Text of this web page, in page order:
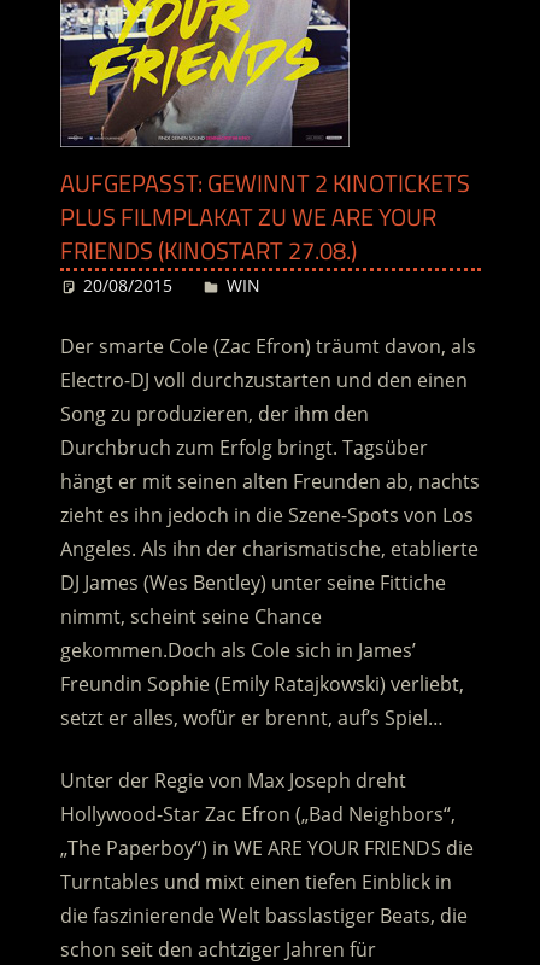
AUFGEPASST: GEWINNT 2 KINOTICKETS
PLUS FILMPLAKAT ZU WE ARE YOUR
FRIENDS (KINOSTART 27.08.)
20/08/2015 Desiree
WIN
Der smarte Cole (Zac Efron) träumt davon, als
Electro-DJ voll durchzustarten und den einen
Song zu produzieren, der ihm den
Durchbruch zum Erfolg bringt. Tagsüber
hängt er mit seinen alten Freunden ab, nachts
zieht es ihn jedoch in die Szene-Spots von Los
Angeles. Als ihn der charismatische, etablierte
DJ James (Wes Bentley) unter seine Fittiche
nimmt, scheint seine Chance
gekommen.Doch als Cole sich in James’
Freundin Sophie (Emily Ratajkowski) verliebt,
setzt er alles, wofür er brennt, auf’s Spiel…
Unter der Regie von Max Joseph dreht
Hollywood-Star Zac Efron („Bad Neighbors“,
„The Paperboy“) in WE ARE YOUR FRIENDS die
Turntables und mixt einen tiefen Einblick in
die faszinierende Welt basslastiger Beats, die
schon seit den achtziger Jahren für